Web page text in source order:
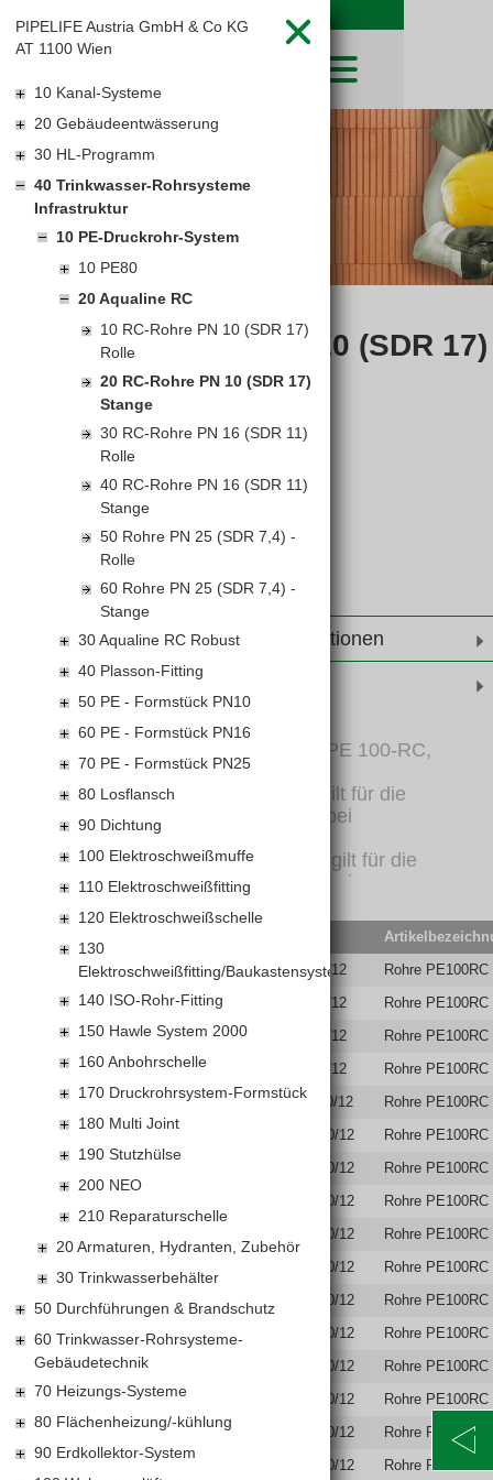
SHOP
LEIBWÄCHTER
MERKLISTE
WARENKORB
BAUSTOFFE
LEISTUNGSERKLÄRUNGEN
BAUSTOFFKATALOGE
NATURSTEIN
UNTERNEHMEN
FIRMENGESCHICHTE
STANDORTE
DOWNLOADS
LEITBILD
KARRIERE
KARRIERE UND WEITERBILDUNG
OFFENE STELLEN
AKTUELLES
KATALOGE
PREISANPASSUNGEN
AGB'S
EUROSYS TROCKENBAUSYSTEM
GEWERBEZONE
Baustoffkataloge
PIPELIFE Austria GmbH & Co KG
AT 1100 Wien
10 Kanal-Systeme
20 Gebäudeentwässerung
30 HL-Programm
40 Trinkwasser-Rohrsysteme
Infrastruktur
10 PE-Druckrohr-System
10 PE80
20 Aqualine RC
10 RC-Rohre PN 10 (SDR 17)
Rolle
20 RC-Rohre PN 10 (SDR 17)
Stange
30 RC-Rohre PN 16 (SDR 11)
Rolle
40 RC-Rohre PN 16 (SDR 11)
Stange
50 Rohre PN 25 (SDR 7,4) -
Rolle
60 Rohre PN 25 (SDR 7,4) -
Stange
30 Aqualine RC Robust
40 Plasson-Fitting
50 PE - Formstück PN10
60 PE - Formstück PN16
70 PE - Formstück PN25
80 Losflansch
90 Dichtung
100 Elektroschweißmuffe
110 Elektroschweißfitting
120 Elektroschweißschelle
130
Elektroschweißfitting/Baukastensystem
140 ISO-Rohr-Fitting
150 Hawle System 2000
160 Anbohrschelle
170 Druckrohrsystem-Formstück
180 Multi Joint
190 Stutzhülse
200 NEO
210 Reparaturschelle
20 Armaturen, Hydranten, Zubehör
30 Trinkwasserbehälter
50 Durchführungen & Brandschutz
60 Trinkwasser-Rohrsysteme-
Gebäudetechnik
70 Heizungs-Systeme
80 Flächenheizung/-kühlung
90 Erdkollektor-System
RC-ROHRE PN 10 (SDR 17)
STANGE
Weiterführende Informationen
Produktinformationen
Druckrohr für Trinkwasser, PE 100-RC,
Stange, SDR17;
Nenndruck PN 8 (Angabe gilt für die
Temperatur von 20° C und bei
Sicherheitsfaktor C = 1,6)
Nenndruck PN 10 (Angabe gilt für die
Temperatur von 20° C und bei
Sonderlängen auf Anfrage
RC100A50-10/12 Rohre
9005555107939 RC100A63-10/12 Rohre
9005555107953 RC100A75-10/12 Rohre
9005555107977 RC100A90-10/12 Rohre
9005555107885 RC100A110-10/12 Rohre
RC100A125-10/12 Rohre
RC100A140-10/12 Rohre
RC100A160-10/12 Rohre
RC100A180-10/12 Rohre
RC100A200-10/12 Rohre
9005555108097 RC100A225-10/12 Rohre
9005555108110 RC100A250-10/12 Rohre
9005555108127 RC100A280-10/12 Rohre
9005555108134 RC100A315-10/12 Rohre
9005555108141 RC100A355-10/12 Rohre
9005555108158 RC100A400-10/12 Rohre